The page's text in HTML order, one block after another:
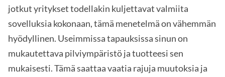
jotkut yritykset todellakin kuljettavat valmiita
sovelluksia kokonaan, tämä menetelmä on vähemmän
hyödyllinen. Useimmissa tapauksissa sinun on
mukautettava pilviympäristö ja tuotteesi sen
mukaisesti. Tämä saattaa vaatia rajuja muutoksia ja